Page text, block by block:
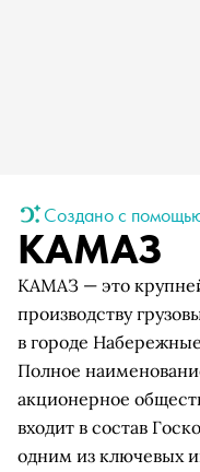
Создано с
КАМАЗ
КАМАЗ — это
производству
в городе
Полное
акционерное
входит в состав
одним из ключевых